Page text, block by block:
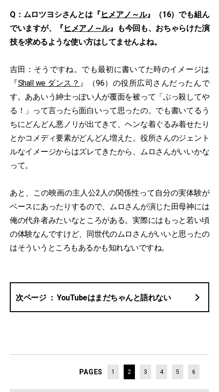
Q：ムロツヨシさんとは『 ヒメアノ～ル』（16）でも組ん
でいますが、『 ヒメアノ～ル』も今回も、おちゃらけた演
技を求めるような使い方はしてませんよね。
吉田：そうですね。でも最初に書いてた時のイメージは
『Shall we ダンス？ 』（96）の役所広司さんだったんで
す。ああいう紳士っぽい人が覆面を被って「ぶっ殺してや
る！」って言ったら面白いって思ったの。でも書いてるう
ちにどんどん悪ノリが出てきて、ヘンな着ぐるみ着せたり
とかコメディ要素がどんどん増えた。役所さんのジェント
ルなイメージからはズレてきたから、ムロさんがいいかな
って。
あと、この映画の主人公2人の関係性って自分の実体験が
ベースにあったりするので、ムロさんが演じた田母神には
俺の代弁者みたいなところがある。実際にはもっと若い頃
の体験なんですけど、同世代のムロさんがいいと思ったの
はそういうところもあるかも知れないですね。
YouTubeはまだちゃんと語れない
PAGES 1 2 3 4 5 6